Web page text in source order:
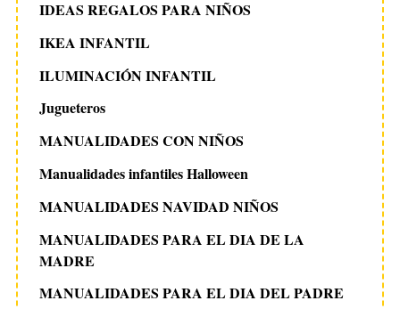
IDEAS REGALOS PARA NIÑOS
IKEA INFANTIL
ILUMINACIÓN INFANTIL
Jugueteros
MANUALIDADES CON NIÑOS
Manualidades infantiles Halloween
MANUALIDADES NAVIDAD NIÑOS
MANUALIDADES PARA EL DIA DE LA
MADRE
MANUALIDADES PARA EL DIA DEL PADRE